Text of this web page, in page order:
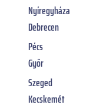
Nyíregyháza
Debrecen
Pécs
Győr
Szeged
Kecskemét